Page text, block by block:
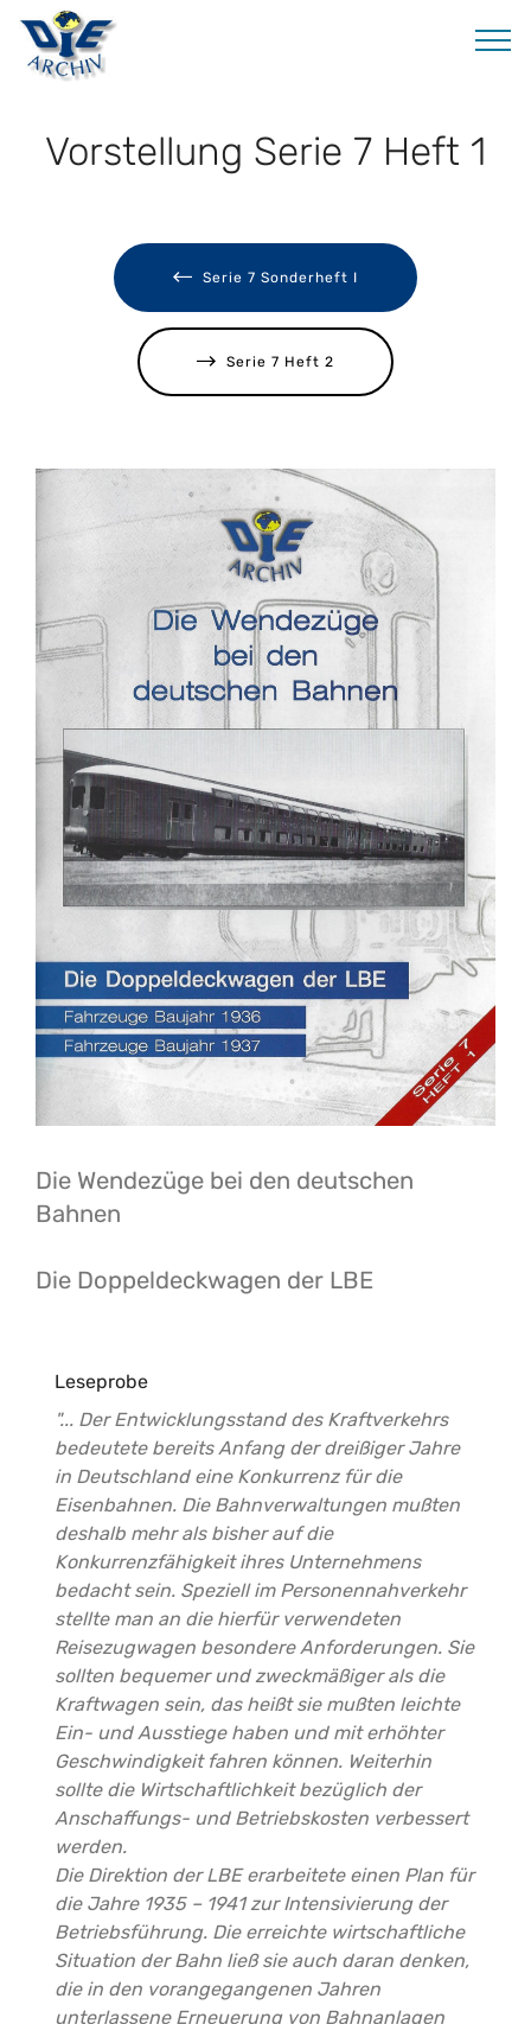
Vorstellung Serie 7 Heft 1
Serie 7 Sonderheft I
Serie 7 Heft 2
Die Wendezüge bei den deutschen
Bahnen
Die Doppeldeckwagen der LBE
Leseprobe
"... Der Entwicklungsstand des Kraftverkehrs
bedeutete bereits Anfang der dreißiger Jahre
in Deutschland eine Konkurrenz für die
Eisenbahnen. Die Bahnverwaltungen mußten
deshalb mehr als bisher auf die
Konkurrenzfähigkeit ihres Unternehmens
bedacht sein. Speziell im Personennahverkehr
stellte man an die hierfür verwendeten
Reisezugwagen besondere Anforderungen. Sie
sollten bequemer und zweckmäßiger als die
Kraftwagen sein, das heißt sie mußten leichte
Ein- und Ausstiege haben und mit erhöhter
Geschwindigkeit fahren können. Weiterhin
sollte die Wirtschaftlichkeit bezüglich der
Anschaffungs- und Betriebskosten verbessert
werden.
Die Direktion der LBE erarbeitete einen Plan für
die Jahre 1935 – 1941 zur Intensivierung der
Betriebsführung. Die erreichte wirtschaftliche
Situation der Bahn ließ sie auch daran denken,
die in den vorangegangenen Jahren
unterlassene Erneuerung von Bahnanlagen